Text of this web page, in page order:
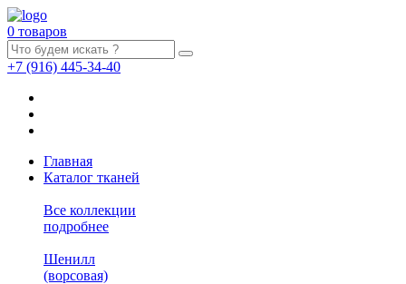
0 товаров
+7 (916) 445-34-40
Главная
Каталог тканей
Все коллекции
подробнее
Шенилл
(ворсовая)